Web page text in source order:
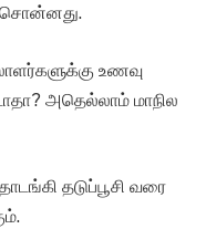
சொன்னது.
உணவு
அதெல்லாம் மாநில
தடுப்பூசி வரை